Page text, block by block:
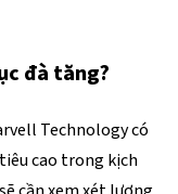
đà tăng?
Technology có
cao trong kịch